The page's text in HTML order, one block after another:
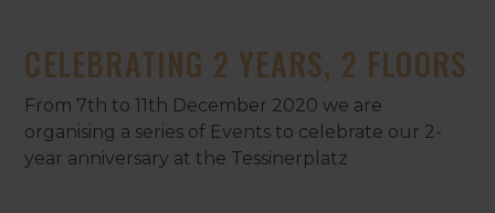
CELEBRATING 2 YEARS, 2 FLOORS
From 7th to 11th December 2020 we are
organising a series of Events to celebrate our 2-
year anniversary at the Tessinerplatz